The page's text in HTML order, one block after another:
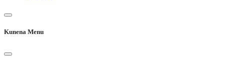
Kunena Menu